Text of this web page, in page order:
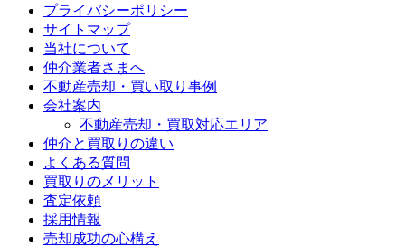
プライバシーポリシー
サイトマップ
当社について
仲介業者さまへ
不動産売却・買い取り事例
会社案内
不動産売却・買取対応エリア
仲介と買取りの違い
よくある質問
買取りのメリット
査定依頼
採用情報
売却成功の心構え